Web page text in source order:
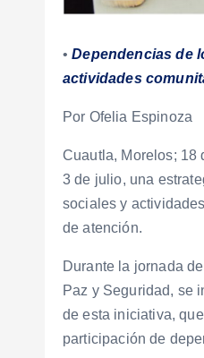
•Dependencias de
actividades
Por Ofelia Espinoza
Cuautla, Morelos; 18
3 de julio, una
sociales y
de atención.
Durante la jornada
Paz y Seguridad, se
de esta iniciativa,
participación de